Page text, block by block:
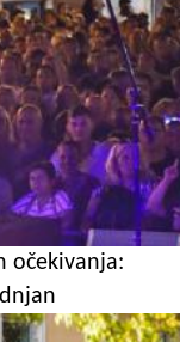
očekivanja: